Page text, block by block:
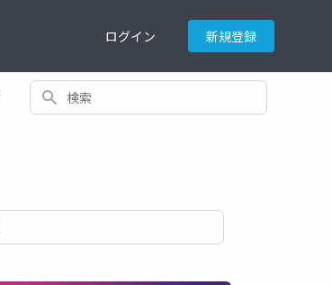
ログイン 新規登録
検索